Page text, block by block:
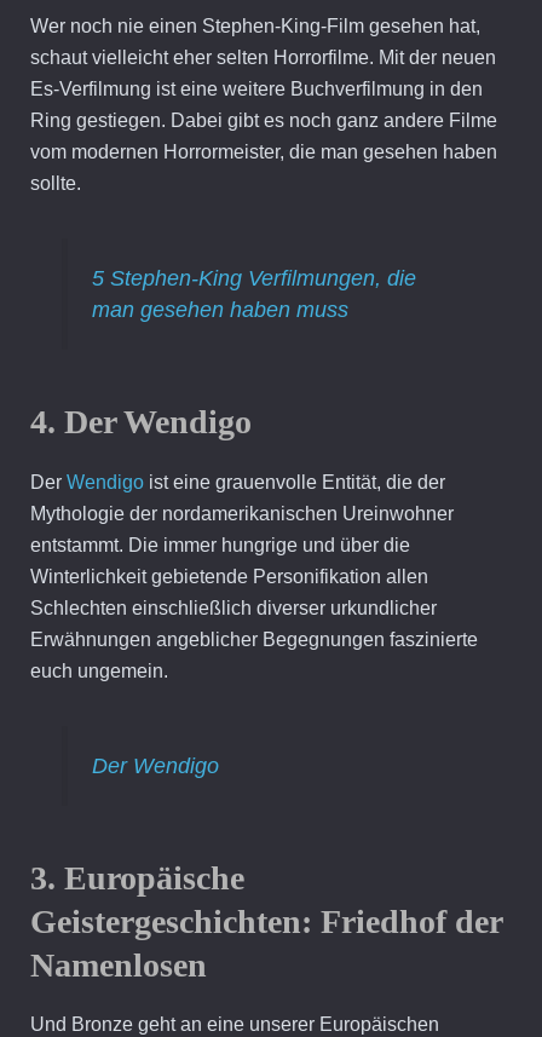
Wer noch nie einen Stephen-King-Film gesehen hat,
schaut vielleicht eher selten Horrorfilme. Mit der neuen
Es-Verfilmung ist eine weitere Buchverfilmung in den
Ring gestiegen. Dabei gibt es noch ganz andere Filme
vom modernen Horrormeister, die man gesehen haben
sollte.
5 Stephen-King Verfilmungen, die
man gesehen haben muss
4. Der Wendigo
Der Wendigoist eine grauenvolle Entität, die der
Mythologie der nordamerikanischen Ureinwohner
entstammt. Die immer hungrige und über die
Winterlichkeit gebietende Personifikation allen
Schlechten einschließlich diverser urkundlicher
Erwähnungen angeblicher Begegnungen faszinierte
euch ungemein.
Der Wendigo
3. Europäische
Geistergeschichten: Friedhof der
Namenlosen
Und Bronze geht an eine unserer Europäischen